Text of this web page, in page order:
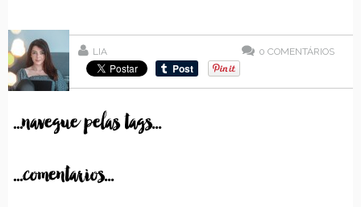
LIA 0 COMENTÁRIOS
...navegue pelas tags...
...comentarios...